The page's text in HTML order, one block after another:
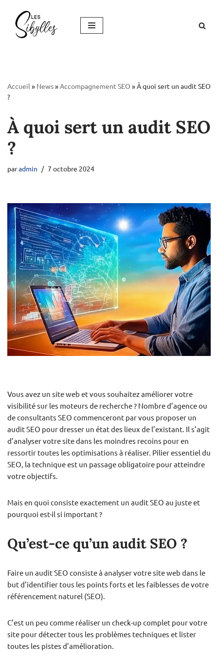
Aller
Accueil » News»Accompagnement SEO »À quoi sert un audit SEO
?
À quoi sert un audit SEO
?
paradmin 7 octobre 2024
Vous avez un site web et vous souhaitez améliorer votre
visibilité sur les moteurs de recherche ? Nombre d’agence ou
de consultants SEO commenceront par vous proposer un
audit SEO pour dresser un état des lieux de l’existant. Il s’agit
d’analyser votre site dans les moindres recoins pour en
ressortir toutes les optimisations à réaliser. Pilier essentiel du
SEO, la technique est un passage obligatoire pour atteindre
votre objectifs.
Mais en quoi consiste exactement un audit SEO au juste et
pourquoi est-il si important ?
Qu’est-ce qu’un audit SEO ?
Faire un audit SEO consiste à analyser votre site web dans le
but d’identifier tous les points forts et les faiblesses de votre
référencement naturel (SEO).
C’est un peu comme réaliser un check-up complet pour votre
site pour détecter tous les problèmes techniques et lister
toutes les pistes d’amélioration.